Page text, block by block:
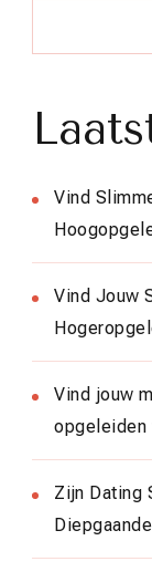
Vind
Vind Jouw
Vind jouw
opgeleiden
Zijn Dating